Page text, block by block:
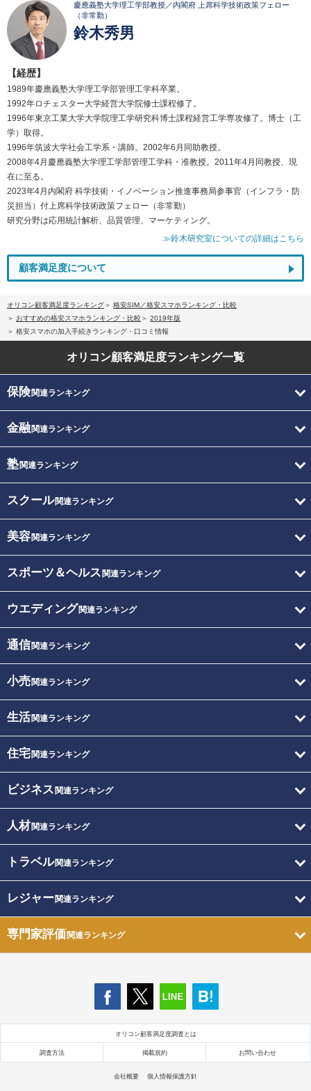
慶應義塾大学理工学部教授／内閣府 上席科学技術政策フェロー
（非常勤）
鈴木秀男
【経歴】
1989年慶應義塾大学理工学部管理工学科卒業。
1992年ロチェスター大学経営大学院修士課程修了。
1996年東京工業大学大学院理工学研究科博士課程経営工学専攻修了。博士（工
学）取得。
1996年筑波大学社会工学系・講師。2002年6月同助教授。
2008年4月慶應義塾大学理工学部管理工学科・准教授。2011年4月同教授、現
在に至る。
2023年4月内閣府 科学技術・イノベーション推進事務局参事官（インフラ・防
災担当）付上席科学技術政策フェロー（非常勤）
研究分野は応用統計解析、品質管理、マーケティング。
≫鈴木研究室についての詳細はこちら
顧客満足度について
オリコン顧客満足度ランキング
格安SIM／格安スマホランキング・比較
おすすめの格安スマホランキング・比較
2019年版
格安スマホの加入手続きランキング・口コミ情報
オリコン顧客満足度ランキング一覧
保険関連ランキング
金融関連ランキング
塾関連ランキング
スクール関連ランキング
美容関連ランキング
スポーツ＆ヘルス 関連ランキング
ウエディング関連ランキング
通信関連ランキング
小売関連ランキング
生活関連ランキング
住宅関連ランキング
ビジネス 関連ランキング
人材関連ランキング
トラベル関連ランキング
レジャー関連ランキング
専門家評価関連ランキング
オリコン顧客満足度調査とは
調査方法 掲載規約 お問い合わせ
会社概要 個人情報保護方針